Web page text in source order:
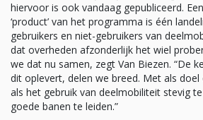
hiervoor is ook vandaag gepubliceerd.
‘product’ van het programma is één
gebruikers en niet-gebruikers van
dat overheden afzonderlijk het wiel
we dat nu samen, zegt Van Biezen. “De
dit oplevert, delen we breed. Met als
als het gebruik van deelmobiliteit stevig
goede banen te leiden.”